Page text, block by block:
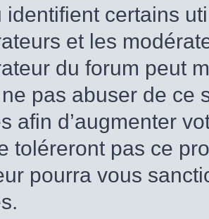
identifient certains
et les
du forum peut
pas abuser de ce
afin d’augmenter
toléreront pas ce
pourra vous